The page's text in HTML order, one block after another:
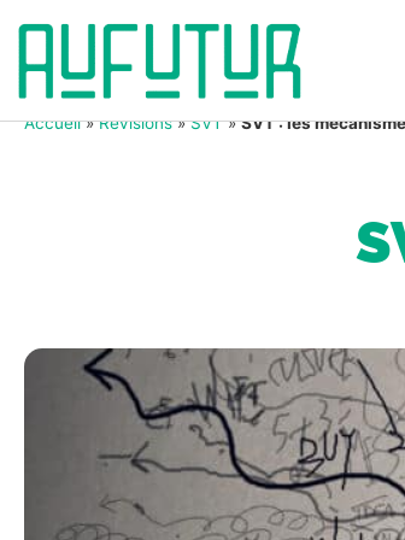
Accueil»Révisions»SVT»SVT : les